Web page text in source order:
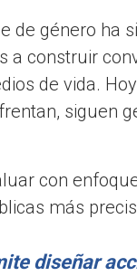
de género ha
a construir
de vida.
siguen
con
más
diseñar